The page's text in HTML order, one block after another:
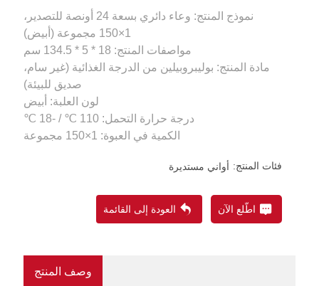
نموذج المنتج: وعاء دائري بسعة 24 أونصة للتصدير،
مادة المنتج: بوليبروبيلين من الدرجة الغذائية (غير سام،
الكمية في العبوة: 1×150 مجموعة
فئات المنتج: أواني مستديرة
اطّلع الآن العودة إلى القائمة
وصف المنتج